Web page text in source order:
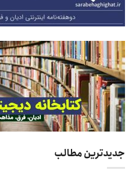
جدیدترین مطالب